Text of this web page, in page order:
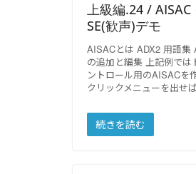
上級編.24 /
SE(歓声)デモ
AISACとは ADX2 用語
の追加と編集 上記例で
ントロール用のAISACを
クリックメニューを出せ
続きを読む